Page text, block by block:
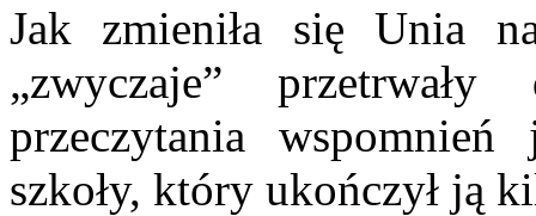
Jak zmieniła się Unia
„zwyczaje”
przeczytania
szkoły, który ukończył ją